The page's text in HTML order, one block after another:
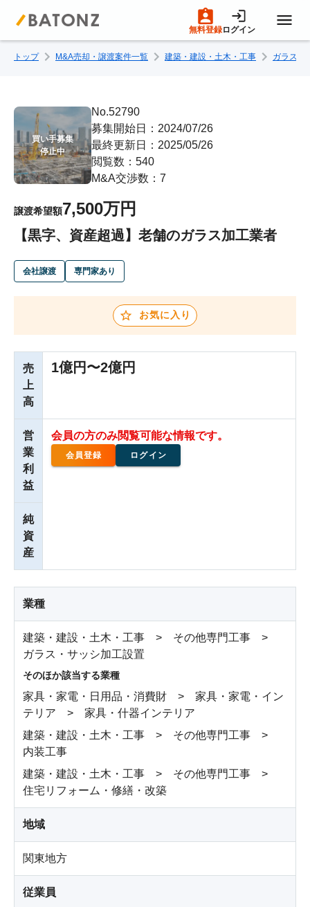
無料登録ログイン
トップページ
M&A案件一覧
売りたい方へ
成約事例
M&A専門家の方へ
トップ M&A売却・譲渡案件一覧 建築・建設・土木・工事 ガラス・
買い手募集
停止中
No.52790
募集開始日：2024/07/26
最終更新日：2025/05/26
閲覧数：540
M&A交渉数：7
譲渡希望額7,500万円
【黒字、資産超過】老舗のガラス加工業者
会社譲渡 専門家あり
お気に入り
売
上
高
1億円〜2億円
営
業
利
益
会員の方のみ閲覧可能な情報です。
会員登録 ログイン
純
資
産
業種
建築・建設・土木・工事 > その他専門工事 >
ガラス・サッシ加工設置
そのほか該当する業種
家具・家電・日用品・消費財 > 家具・家電・イン
テリア > 家具・什器インテリア
建築・建設・土木・工事 > その他専門工事 >
内装工事
建築・建設・土木・工事 > その他専門工事 >
住宅リフォーム・修繕・改築
地域
関東地方
従業員